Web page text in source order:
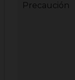
Precaución